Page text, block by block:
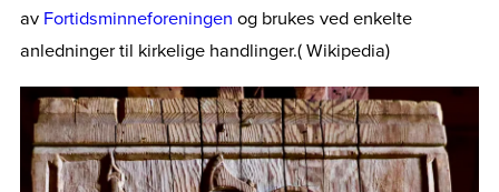
av Fortidsminneforeningen og brukes ved enkelte
anledninger til kirkelige handlinger.( Wikipedia)